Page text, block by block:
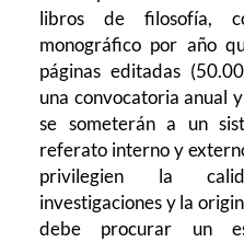
libros de filosofía,
monográfico por año
páginas editadas
una convocatoria anual
se someterán a un
referato interno y
privilegien la
investigaciones y la
debe procurar un